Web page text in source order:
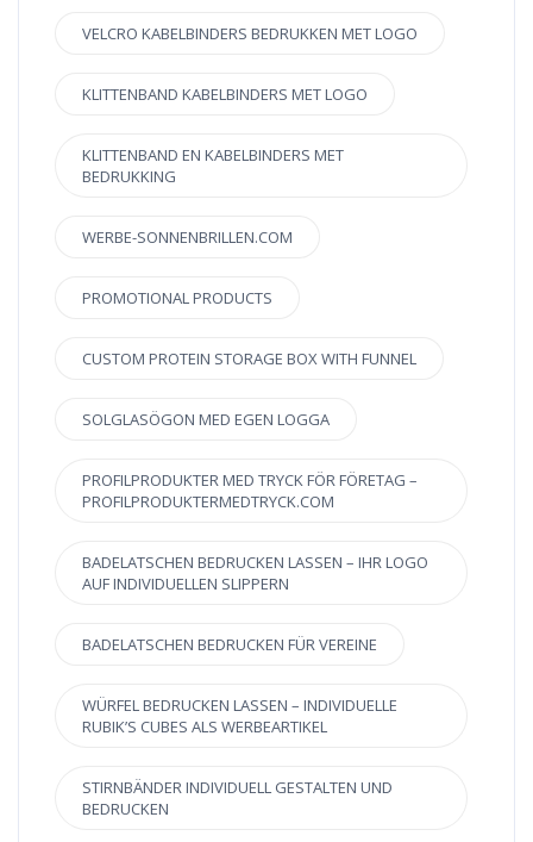
VELCRO KABELBINDERS BEDRUKKEN MET LOGO
KLITTENBAND KABELBINDERS MET LOGO
KLITTENBAND EN KABELBINDERS MET
BEDRUKKING
WERBE-SONNENBRILLEN.COM
PROMOTIONAL PRODUCTS
CUSTOM PROTEIN STORAGE BOX WITH FUNNEL
SOLGLASÖGON MED EGEN LOGGA
PROFILPRODUKTER MED TRYCK FÖR FÖRETAG –
PROFILPRODUKTERMEDTRYCK.COM
BADELATSCHEN BEDRUCKEN LASSEN – IHR LOGO
AUF INDIVIDUELLEN SLIPPERN
BADELATSCHEN BEDRUCKEN FÜR VEREINE
WÜRFEL BEDRUCKEN LASSEN – INDIVIDUELLE
RUBIK’S CUBES ALS WERBEARTIKEL
STIRNBÄNDER INDIVIDUELL GESTALTEN UND
BEDRUCKEN